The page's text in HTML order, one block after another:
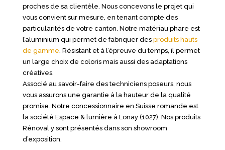
proches de sa clientèle. Nous concevons le projet qui
vous convient sur mesure, en tenant compte des
particularités de votre canton. Notre matériau phare est
l’aluminium qui permet de fabriquer des produits hauts
de gamme. Résistant et à l’épreuve du temps, il permet
un large choix de coloris mais aussi des adaptations
créatives.
Associé au savoir-faire des techniciens poseurs, nous
vous assurons une garantie à la hauteur de la qualité
promise. Notre concessionnaire en Suisse romande est
la société Espace & lumière à Lonay (1027). Nos produits
Rénoval y sont présentés dans son showroom
d’exposition.